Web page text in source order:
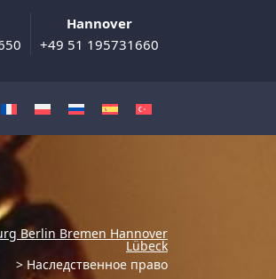
Hannover
+49 51 195731660
Berlin Bremen Hannover
Lübeck
> Наследственное право